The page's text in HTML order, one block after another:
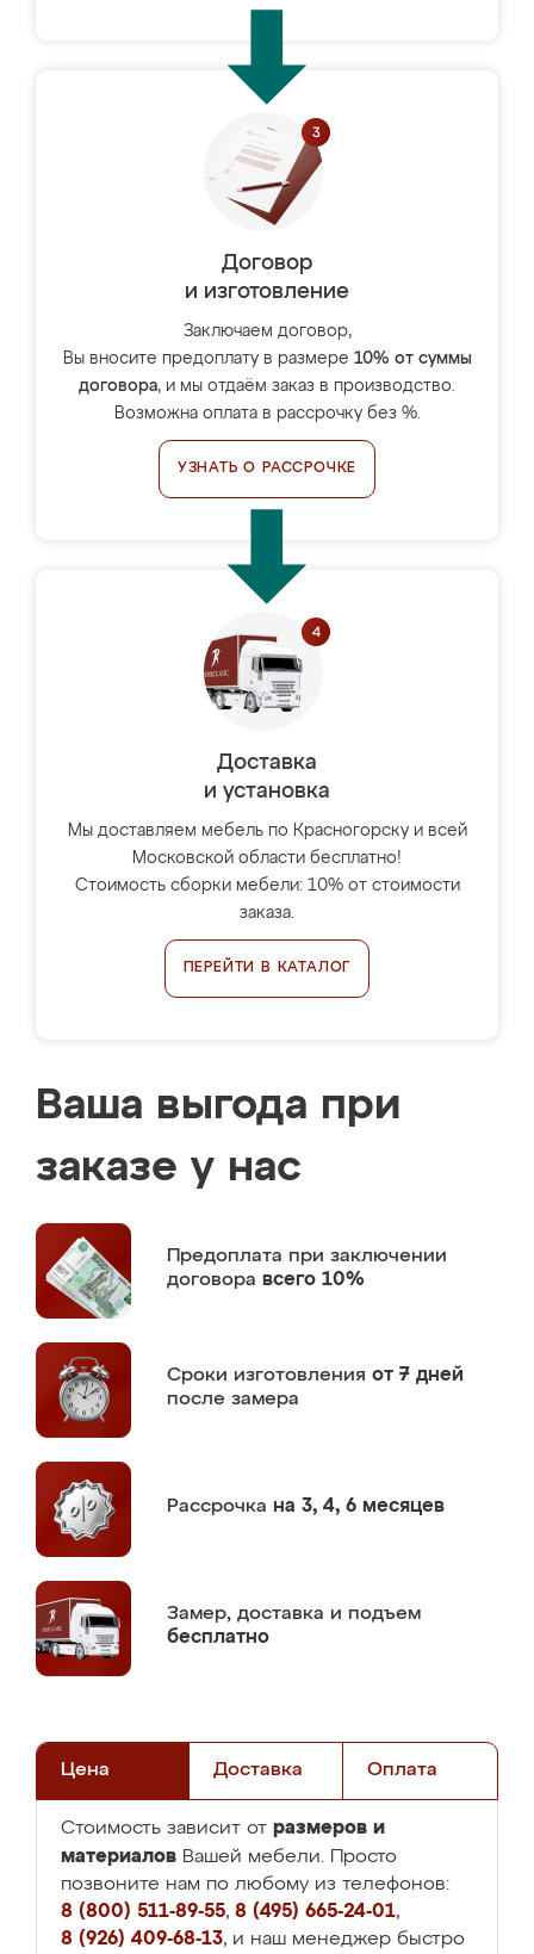
Договор
и изготовление
Заключаем договор,
Вы вносите предоплату в размере 10% от суммы
договора, и мы отдаём заказ в производство.
Возможна оплата в рассрочку без %.
УЗНАТЬ О РАССРОЧКЕ
Доставка
и установка
Мы доставляем мебель по Красногорску и всей
Московской области бесплатно!
Стоимость сборки мебели: 10% от стоимости
заказа.
ПЕРЕЙТИ В КАТАЛОГ
Ваша выгода при
заказе у нас
Предоплата при заключении
договора всего 10%
Сроки изготовления от 7 дней
после замера
Рассрочка на 3, 4, 6 месяцев
Замер, доставка и подъем
бесплатно
Цена Доставка Оплата
Стоимость зависит от размеров и
материалов Вашей мебели. Просто
позвоните нам по любому из телефонов:
8 (800) 511-89-55, 8 (495) 665-24-01,
8 (926) 409-68-13, и наш менеджер быстро